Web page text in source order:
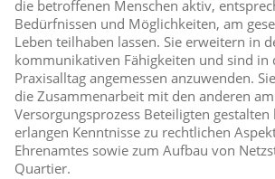
die betroffenen Menschen aktiv,
Bedürfnissen und Möglichkeiten, am
Leben teilhaben lassen. Sie erweitern in
kommunikativen Fähigkeiten und sind in
Praxisalltag angemessen anzuwenden.
die Zusammenarbeit mit den anderen am
Versorgungsprozess Beteiligten gestalten
erlangen Kenntnisse zu rechtlichen
Ehrenamtes sowie zum Aufbau von
Quartier.